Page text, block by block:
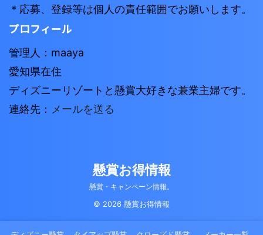
＊応募、登録等は個人の責任範囲でお願いします。
プロフィール
管理人：maaya
愛知県在住
ディズニーリゾートと懸賞大好きな兼業主婦です。
連絡先： メールを送る
懸賞お得情報
懸賞・キャンペーン情報。
© 2026 懸賞お得情報